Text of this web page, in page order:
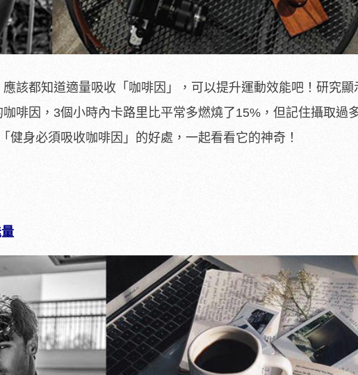
該都知道適量吸收「咖啡因」，可以提升運動效能吧！研究顯
啡因，3個小時內卡路里比平常多燃燒了15%，但記住攝取過
健身必須吸收咖啡因」的好處，一起看看它的神奇！